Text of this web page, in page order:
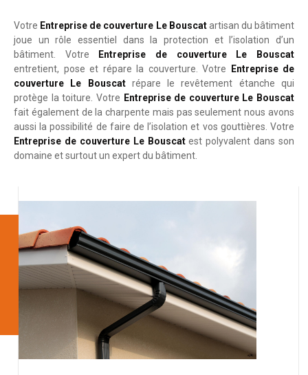
Votre Entreprise de couverture Le Bouscatartisan du bâtiment
joue un rôle essentiel dans la protection et l’isolation d’un
bâtiment. Votre Entreprise de couverture Le Bouscat
entretient, pose et répare la couverture. Votre Entreprise de
couverture Le Bouscatrépare le revêtement étanche qui
protège la toiture. Votre Entreprise de couverture Le Bouscat
fait également de la charpente mais pas seulement nous avons
aussi la possibilité de faire de l’isolation et vos gouttières. Votre
Entreprise de couverture Le Bouscatest polyvalent dans son
domaine et surtout un expert du bâtiment.